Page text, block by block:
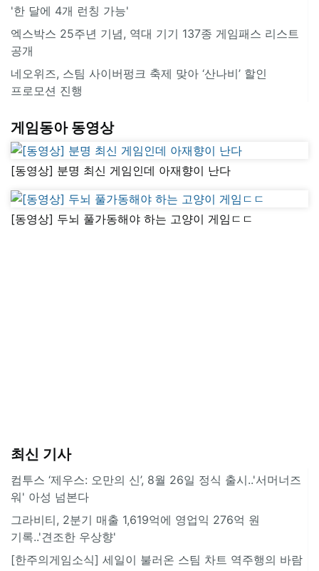
'한 달에 4개 런칭 가능'
엑스박스 25주년 기념, 역대 기기 137종 게임패스 리스트
공개
네오위즈, 스팀 사이버펑크 축제 맞아 ‘산나비’ 할인
프로모션 진행
게임동아 동영상
[동영상] 분명 최신 게임인데 아재향이 난다
[동영상] 두뇌 풀가동해야 하는 고양이 게임ㄷㄷ
최신 기사
컴투스 ‘제우스: 오만의 신’, 8월 26일 정식 출시..'서머너즈
워' 아성 넘본다
그라비티, 2분기 매출 1,619억에 영업익 276억 원
기록..'견조한 우상향'
[한주의게임소식] 세일이 불러온 스팀 차트 역주행의 바람